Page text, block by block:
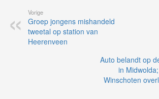
Vorige
Groep jongens mishandeld
tweetal op station van
Heerenveen
Auto belandt op
in
Winschoten